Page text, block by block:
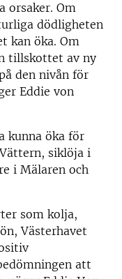
orsaker. Om
dödligheten
kan öka. Om
tillskottet av ny
den nivån för
Eddie von
kunna öka för
siklöja i
i Mälaren och
som kolja,
Västerhavet
att